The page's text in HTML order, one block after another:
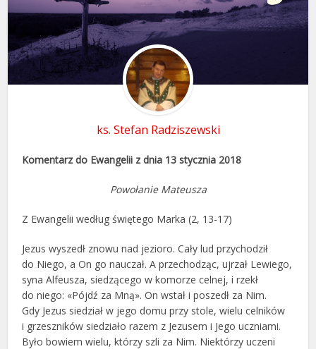
ks. Stefan Radziszewski
Komentarz do Ewangelii z dnia 13 stycznia 2018
Powołanie Mateusza
Z Ewangelii według świętego Marka (2, 13-17)
Jezus wyszedł znowu nad jezioro. Cały lud przychodził
do Niego, a On go nauczał. A przechodząc, ujrzał Lewiego,
syna Alfeusza, siedzącego w komorze celnej, i rzekł
do niego: «Pójdź za Mną». On wstał i poszedł za Nim.
Gdy Jezus siedział w jego domu przy stole, wielu celników
i grzeszników siedziało razem z Jezusem i Jego uczniami.
Było bowiem wielu, którzy szli za Nim. Niektórzy uczeni